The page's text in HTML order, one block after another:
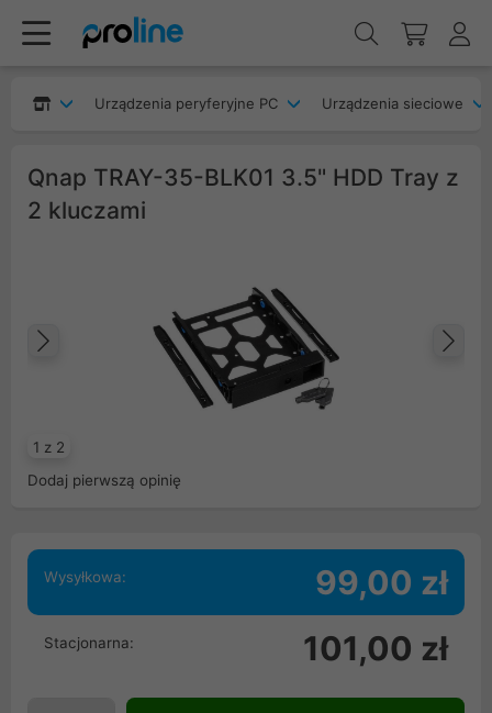
Urządzenia peryferyjne PC Urządzenia sieciowe
Qnap TRAY-35-BLK01 3.5" HDD Tray z
2 kluczami
1 z 2
Poprzedni
Dodaj pierwszą opinię
Wysyłkowa: 99,00 zł
Stacjonarna: 101,00 zł